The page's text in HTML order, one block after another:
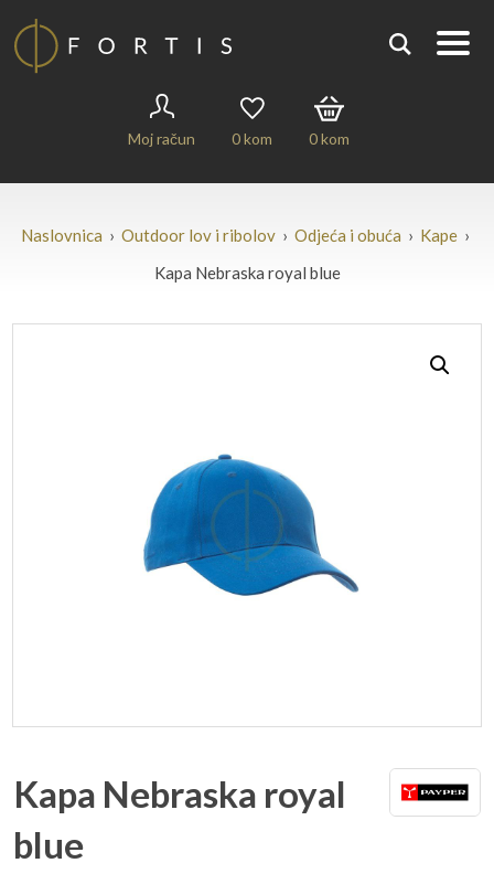
Moj račun 0kom 0kom
Naslovnica › Outdoor lov i ribolov › Odjeća i obuća › Kape ›
Kapa Nebraska royal blue
Kapa Nebraska royal
blue